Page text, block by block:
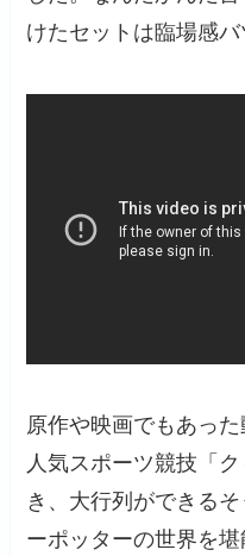
けたセットは臨場感バ
原作や映画でもあっ
人気スポーツ競技「
き、大行列ができる
ーポッターの世界を